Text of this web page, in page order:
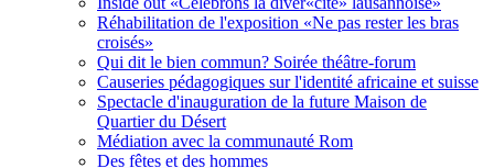
Réhabilitation de l'exposition «Ne pas rester les bras
croisés»
Qui dit le bien commun? Soirée théâtre-forum
Causeries pédagogiques sur l'identité africaine et suisse
Spectacle d'inauguration de la future Maison de
Quartier du Désert
Médiation avec la communauté Rom
Des fêtes et des hommes